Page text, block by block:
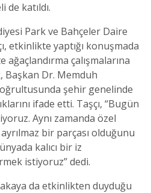
de katıldı.
Park ve Bahçeler Daire
etkinlikte yaptığı konuşmada
çalışmalarına
Başkan Dr. Memduh
şehir genelinde
ifade etti. Taşçı, “Bugün
Aynı zamanda özel
bir parçası olduğunu
kalıcı bir iz
istiyoruz” dedi.
da etkinlikten duyduğu